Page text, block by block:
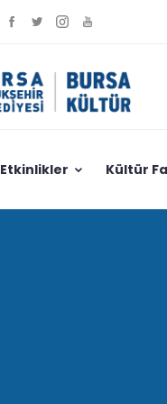
Etkinlikler Kültür